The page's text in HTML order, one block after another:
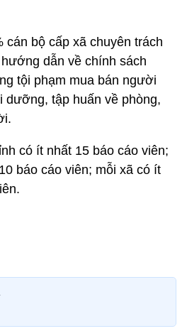
cán bộ cấp xã chuyên trách
dẫn về chính sách
tội phạm mua bán người
dưỡng, tập huấn về phòng,
có ít nhất 15 báo cáo viên;
báo cáo viên; mỗi xã có ít